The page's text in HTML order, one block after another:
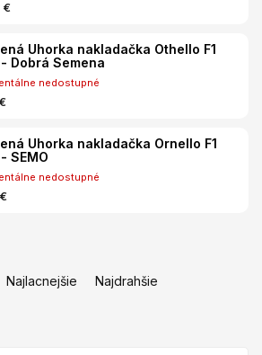
€
Uhorka nakladačka Othello F1
Dobrá Semena
nedostupné
Uhorka nakladačka Ornello F1
SEMO
nedostupné
Najlacnejšie Najdrahšie